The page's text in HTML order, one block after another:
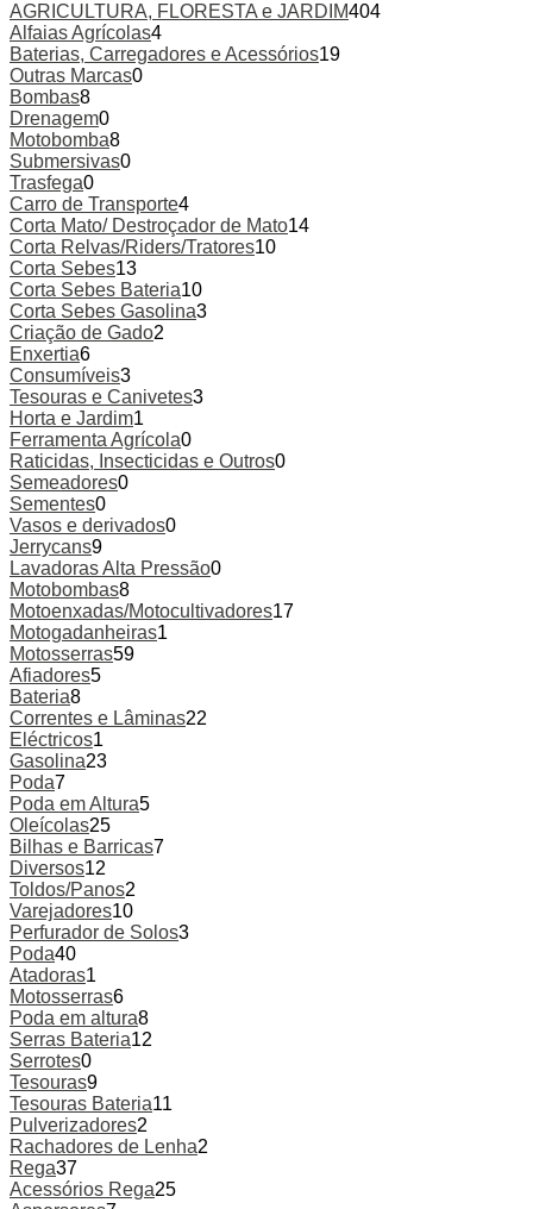
AGRICULTURA, FLORESTA e JARDIM404
Alfaias Agrícolas4
Baterias, Carregadores e Acessórios19
Outras Marcas0
Bombas8
Drenagem0
Motobomba8
Submersivas0
Trasfega0
Carro de Transporte4
Corta Mato/ Destroçador de Mato14
Corta Relvas/Riders/Tratores10
Corta Sebes13
Corta Sebes Bateria10
Corta Sebes Gasolina3
Criação de Gado2
Enxertia6
Consumíveis3
Tesouras e Canivetes3
Horta e Jardim1
Ferramenta Agrícola0
Raticidas, Insecticidas e Outros0
Semeadores0
Sementes0
Vasos e derivados0
Jerrycans9
Lavadoras Alta Pressão0
Motobombas8
Motoenxadas/Motocultivadores17
Motogadanheiras1
Motosserras59
Afiadores5
Bateria8
Correntes e Lâminas22
Eléctricos1
Gasolina23
Poda7
Poda em Altura5
Oleícolas25
Bilhas e Barricas7
Diversos12
Toldos/Panos2
Varejadores10
Perfurador de Solos3
Poda40
Atadoras1
Motosserras6
Poda em altura8
Serras Bateria12
Serrotes0
Tesouras9
Tesouras Bateria11
Pulverizadores2
Rachadores de Lenha2
Rega37
Acessórios Rega25